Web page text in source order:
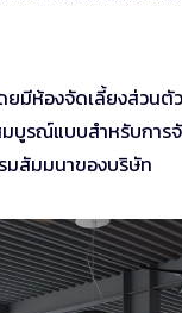
ห้องจัดเลี้ยงส่วนตั
บูรณ์แบบสำหรับกา
มสัมมนาของบริษัท